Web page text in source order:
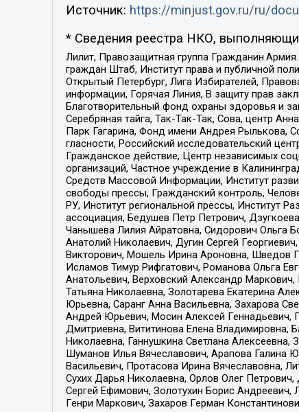
Источник: https://minjust.gov.ru/ru/
* Сведения реестра НКО,
Лилит, Правозащитная группа
граждан Штаб, Институт права и публичной
Открытый Петербург, Лига Избирателей,
информации, Горячая Линия, В защиту прав
Благотворительный фонд охраны здоровья и
Серебряная тайга, Так-Так-Так, Сова, центр
Парк Гагарина, Фонд имени Андрея Рылькова,
гласности, Российский исследовательский
Гражданское действие, Центр независимых
организаций, Частное учреждение в
Средств Массовой Информации, Институт
свободы прессы, Гражданский контроль,
РУ, Институт региональной прессы, Институт
ассоциация, Бедушев Петр Петрович,
Чанышева Лилия Айратовна, Сидорович Ольга
Анатолий Николаевич, Дугин Сергей
Викторович, Мошель Ирина Ароновна, Шведов
Исламов Тимур Рифгатович, Романова Ольга
Анатольевич, Верховский Александр
Татьяна Николаевна, Золотарева Екатерина
Юрьевна, Саранг Анна Васильевна, Захарова
Андрей Юрьевич, Мосин Алексей Геннадьевич,
Дмитриевна, Вититинова Елена Владимировна,
Николаевна, Ганнушкина Светлана
Шуманов Илья Вячеславович, Арапова Галина
Васильевич, Протасова Ирина Вячеславовна,
Сухих Дарья Николаевна, Орлов Олег
Сергей Ефимович, Золотухин Борис
Генри Маркович, Захаров Герман